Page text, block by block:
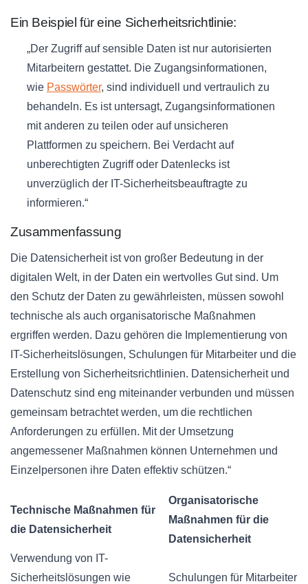
Ein Beispiel für eine Sicherheitsrichtlinie:
„Der Zugriff auf sensible Daten ist nur autorisierten
Mitarbeitern gestattet. Die Zugangsinformationen,
wie Passwörter, sind individuell und vertraulich zu
behandeln. Es ist untersagt, Zugangsinformationen
mit anderen zu teilen oder auf unsicheren
Plattformen zu speichern. Bei Verdacht auf
unberechtigten Zugriff oder Datenlecks ist
unverzüglich der IT-Sicherheitsbeauftragte zu
informieren.“
Zusammenfassung
Die Datensicherheit ist von großer Bedeutung in der
digitalen Welt, in der Daten ein wertvolles Gut sind. Um
den Schutz der Daten zu gewährleisten, müssen sowohl
technische als auch organisatorische Maßnahmen
ergriffen werden. Dazu gehören die Implementierung von
IT-Sicherheitslösungen, Schulungen für Mitarbeiter und die
Erstellung von Sicherheitsrichtlinien. Datensicherheit und
Datenschutz sind eng miteinander verbunden und müssen
gemeinsam betrachtet werden, um die rechtlichen
Anforderungen zu erfüllen. Mit der Umsetzung
angemessener Maßnahmen können Unternehmen und
Einzelpersonen ihre Daten effektiv schützen.“
Technische Maßnahmen für
die Datensicherheit
Organisatorische
Maßnahmen für die
Datensicherheit
Verwendung von IT-
Sicherheitslösungen wie
Schulungen für Mitarbeiter